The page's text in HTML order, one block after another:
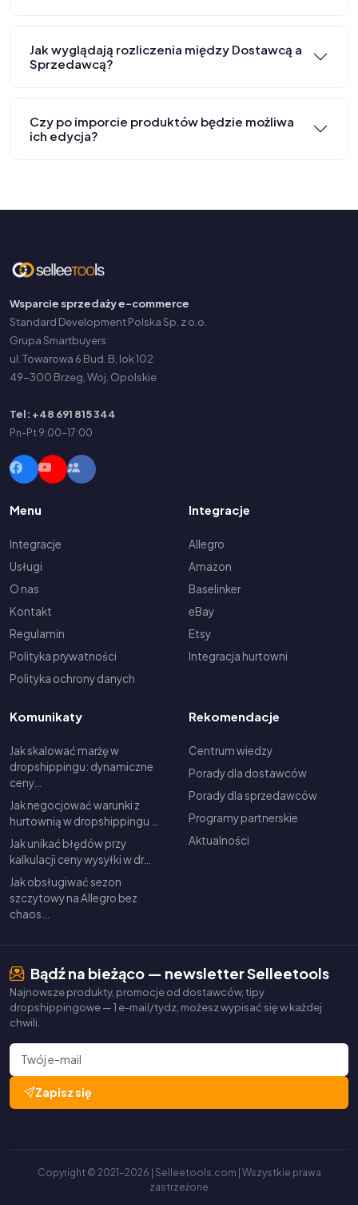
Jak wyglądają rozliczenia między Dostawcą a
Sprzedawcą?
Czy po imporcie produktów będzie możliwa
ich edycja?
Wsparcie sprzedaży e-commerce
Standard Development Polska Sp. z o.o.
Grupa Smartbuyers
ul. Towarowa 6 Bud. B, lok 102
49-300 Brzeg, Woj. Opolskie
Tel: +48 691 815 344
Pn-Pt 9:00-17:00
Menu
Integracje
Usługi
O nas
Kontakt
Regulamin
Polityka prywatności
Polityka ochrony danych
Integracje
Allegro
Amazon
Baselinker
eBay
Etsy
Integracja hurtowni
Komunikaty
Jak skalować marżę w
dropshippingu: dynamiczne
ceny…
Jak negocjować warunki z
hurtownią w dropshippingu …
Jak unikać błędów przy
kalkulacji ceny wysyłki w dr…
Jak obsługiwać sezon
szczytowy na Allegro bez
chaos…
Rekomendacje
Centrum wiedzy
Porady dla dostawców
Porady dla sprzedawców
Programy partnerskie
Aktualności
Bądź na bieżąco — newsletter Selleetools
Najnowsze produkty, promocje od dostawców, tipy
dropshippingowe — 1 e-mail/tydz, możesz wypisać się w każdej
chwili.
Zapisz się
Copyright © 2021-2026 | Selleetools.com | Wszystkie prawa
zastrzeżone